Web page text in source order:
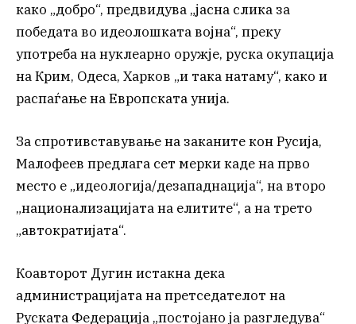
како „добро“, предвидува „јасна слика за
победата во идеолошката војна“, преку
употреба на нуклеарно оружје, руска окупација
на Крим, Одеса, Харков „и така натаму“, како и
распаѓање на Европската унија.
За спротивставување на заканите кон Русија,
Малофеев предлага сет мерки каде на прво
место е „идеологија/дезападнација“, на второ
„национализацијата на елитите“, а на трето
„автократијата“.
Коавторот Дугин истакна дека
администрацијата на претседателот на
Руската Федерација „постојано ја разгледува“